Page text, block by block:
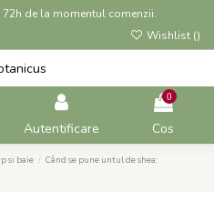
de la momentul comenzii.
Wishlist ()
Autentificare
0
Cos
si baie
Când se pune untul de shea: